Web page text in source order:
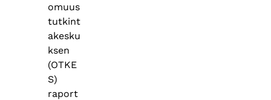
omuus
tutkint
akesku
ksen
(OTKE
S)
raport